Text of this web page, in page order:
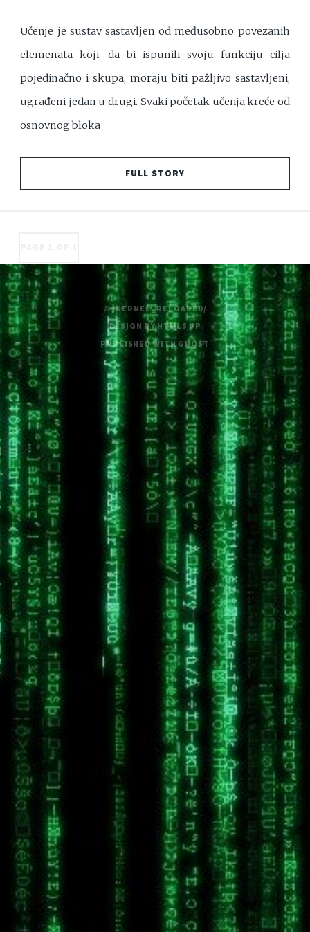
Učenje je sustav sastavljen od međusobno povezanih
elemenata koji, da bi ispunili svoju funkciju cilja
pojedinačno i skupa, moraju biti pažljivo sastavljeni,
ugrađeni jedan u drugi. Svaki početak učenja kreće od
osnovnog bloka
FULL STORY
© /KERNEL_RELOADED/
DESIGN BYHTML5 UP
PUBLISHED WITHGHOST